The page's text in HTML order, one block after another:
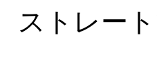
ストレー